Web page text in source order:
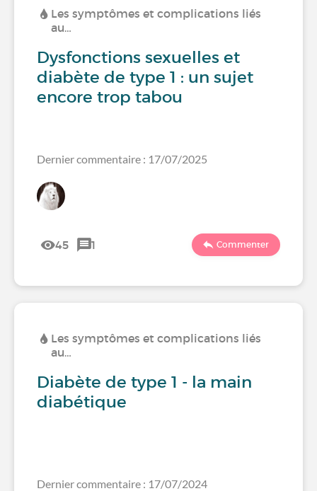
Les symptômes et complications liés
au…
Dysfonctions sexuelles et
diabète de type 1 : un sujet
encore trop tabou
Dernier commentaire : 17/07/2025
45 1 Commenter
Les symptômes et complications liés
au…
Diabète de type 1 - la main
diabétique
Dernier commentaire : 17/07/2024